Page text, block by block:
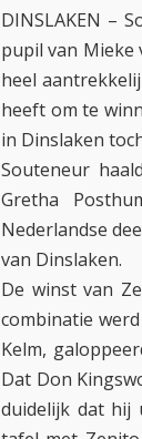
DINSLAKEN –
pupil van Mieke
heel
heeft om te
in Dinslaken
Souteneur
Gretha
Nederlandse
van Dinslaken.
De winst van
combinatie
Kelm,
Dat Don
duidelijk dat hij